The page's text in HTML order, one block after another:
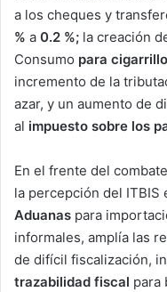
a los cheques y
% a 0.2 %; la creación
Consumo para
incremento de la
azar, y un aumento de
al impuesto sobre los
En el frente del
la percepción del ITBIS
Aduanas para
informales, amplía las
de difícil fiscalización,
trazabilidad fiscal para